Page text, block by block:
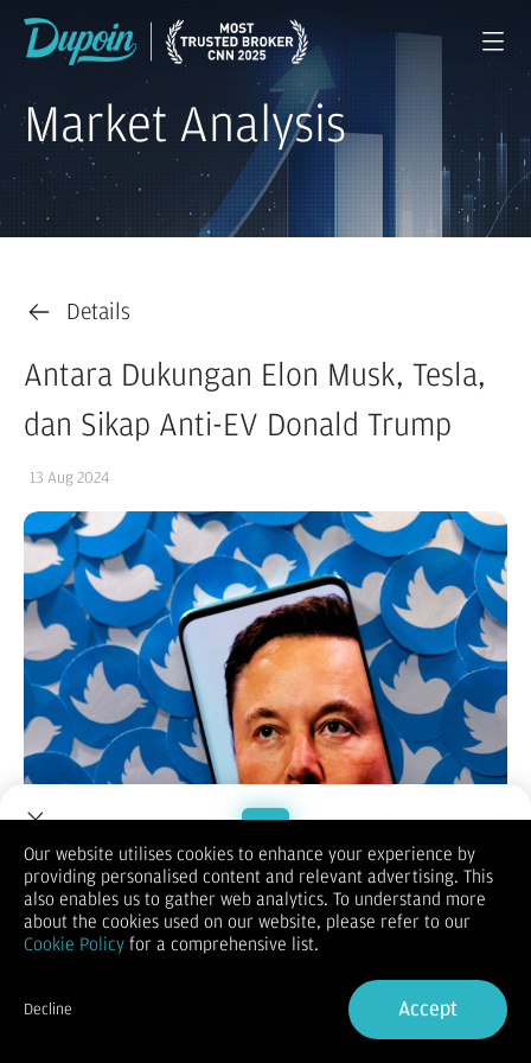
Market Analysis
Details
Antara Dukungan Elon Musk, Tesla,
dan Sikap Anti-EV Donald Trump
13 Aug 2024
Bisnis.com, JAKARTA – Dukungan orang terkaya di dunia, Elon
Musk, yang juga orang paling berpengaruh dalam industri
kendaraan listrik (EV) dengan Tesla-nya, kepada calon
Presiden AS dari partai Republik Donald Trump memang cukup
mengejutkan.
Bukan tanpa alasan, ini mengingat Trump terkenal skeptis dan
anti terhadap kendaraan listrik. Tak hanya itu, pada 2022, Elon
Musk mengatakan bahwa ia tidak akan mendukung Trump dan
meminta Partai Republik untuk beralih ke generasi pemimpin
Welcome to Dupoin.
Trade with a Trusted Broker
Sign in
Our website utilises cookies to enhance your experience by
providing personalised content and relevant advertising. This
also enables us to gather web analytics. To understand more
about the cookies used on our website, please refer to our
Cookie Policy for a comprehensive list.
Decline Accept